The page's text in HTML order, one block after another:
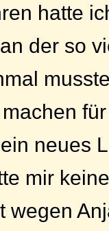
hatte
der so
neues
mir
wegen